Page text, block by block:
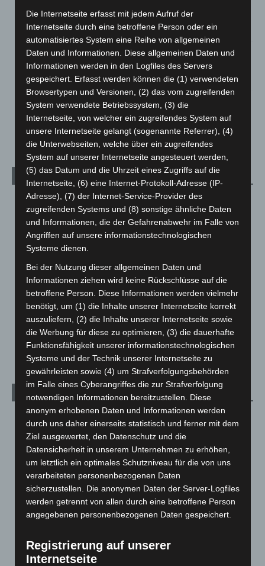
eingedämmt
6. August 2026
Region Hannover: 21 neue Notfallsanitäter starten beim
Roten Kreuz
5. August 2026
Mann läuft mit Hockeyschläger über A7 – Polizei sucht
Zeugen
5. August 2026
Kategorien
Blaulicht
Corona-News
712
Hannover und Region
Langenhagen und Ortsteile
Leserbriefe
Menschen
Über uns
Veranstaltungen
1.889
Welt
1.272
Archiv
August 2026 (15)
Juli 2026(73)
Juni 2026(139)
Mai 2026(99)
April 2026(99)
März 2026(115)
Januar 2026(122)
Dezember 2025(103)
Die Internetseite erfasst mit jedem Aufruf der
Internetseite durch eine betroffene Person oder ein
automatisiertes System eine Reihe von allgemeinen
Daten und Informationen. Diese allgemeinen Daten und
Informationen werden in den Logfiles des Servers
gespeichert. Erfasst werden können die (1) verwendeten
Browsertypen und Versionen, (2) das vom zugreifenden
System verwendete Betriebssystem, (3) die
Internetseite, von welcher ein zugreifendes System auf
unsere Internetseite gelangt (sogenannte Referrer), (4)
die Unterwebseiten, welche über ein zugreifendes
System auf unserer Internetseite angesteuert werden,
(5) das Datum und die Uhrzeit eines Zugriffs auf die
Internetseite, (6) eine Internet-Protokoll-Adresse (IP-
Adresse), (7) der Internet-Service-Provider des
zugreifenden Systems und (8) sonstige ähnliche Daten
und Informationen, die der Gefahrenabwehr im Falle von
Angriffen auf unsere informationstechnologischen
Systeme dienen.
Bei der Nutzung dieser allgemeinen Daten und
Informationen ziehen wird keine Rückschlüsse auf die
betroffene Person. Diese Informationen werden vielmehr
benötigt, um (1) die Inhalte unserer Internetseite korrekt
auszuliefern, (2) die Inhalte unserer Internetseite sowie
die Werbung für diese zu optimieren, (3) die dauerhafte
Funktionsfähigkeit unserer informationstechnologischen
Systeme und der Technik unserer Internetseite zu
gewährleisten sowie (4) um Strafverfolgungsbehörden
im Falle eines Cyberangriffes die zur Strafverfolgung
notwendigen Informationen bereitzustellen. Diese
anonym erhobenen Daten und Informationen werden
durch uns daher einerseits statistisch und ferner mit dem
Ziel ausgewertet, den Datenschutz und die
Datensicherheit in unserem Unternehmen zu erhöhen,
um letztlich ein optimales Schutzniveau für die von uns
verarbeiteten personenbezogenen Daten
sicherzustellen. Die anonymen Daten der Server-Logfiles
werden getrennt von allen durch eine betroffene Person
angegebenen personenbezogenen Daten gespeichert.
Registrierung auf unserer
Internetseite